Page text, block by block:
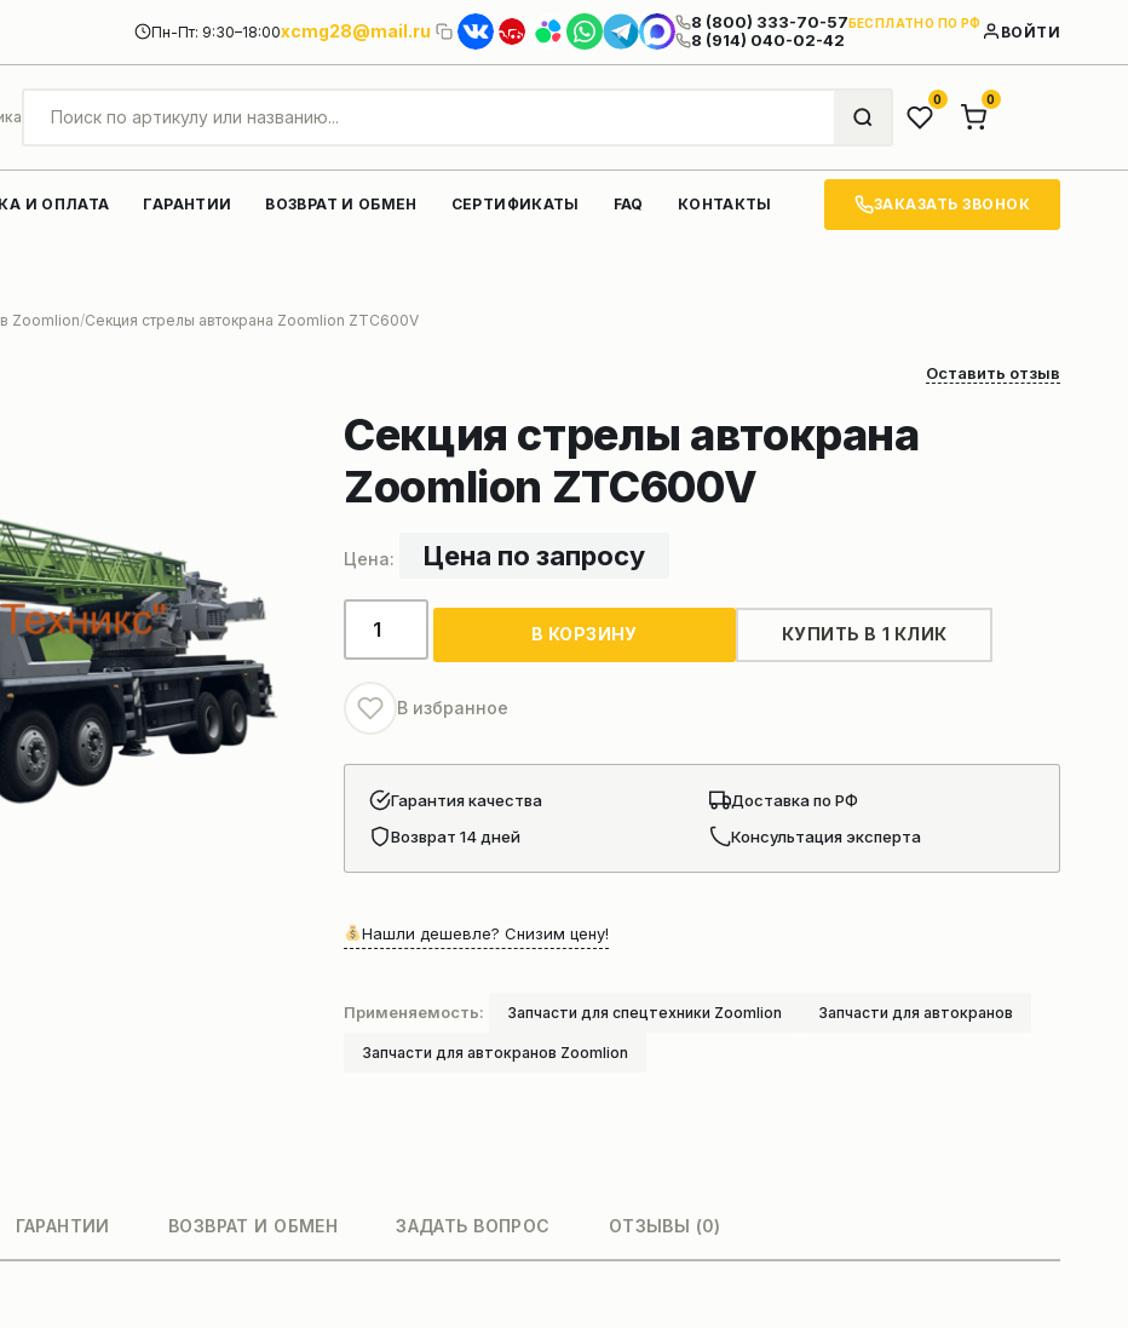
Пн-Пт: 9:30–18:00xcmg28@mail.ru 8 (800) 333-70-57БЕСПЛАТНО ПО РФ
8 (914) 040-02-42 ВОЙТИ
0 0
И ОПЛАТА ГАРАНТИИ ВОЗВРАТ И ОБМЕН СЕРТИФИКАТЫ FAQ КОНТАКТЫ ЗАКАЗАТЬ ЗВОНОК
Zoomlion Секция стрелы автокрана Zoomlion ZTC600V
Оставить отзыв
Секция стрелы автокрана
Zoomlion ZTC600V
Цена по запросу
Количество
товара
стрелы
автокрана
Zoomlion
ZTC600V
В КОРЗИНУ КУПИТЬ В 1 КЛИК
В избранное
Гарантия качества
Доставка по РФ
Возврат 14 дней
Консультация эксперта
Нашли дешевле? Снизим цену!
Применяемость: Запчасти для спецтехники Zoomlion Запчасти для автокранов
Запчасти для автокранов Zoomlion
ГАРАНТИИ ВОЗВРАТ И ОБМЕН ЗАДАТЬ ВОПРОС ОТЗЫВЫ (0)